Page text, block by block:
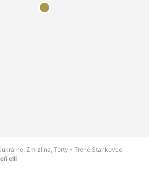
Zmrzlina, Torty - Trenč.Stankovce
elli